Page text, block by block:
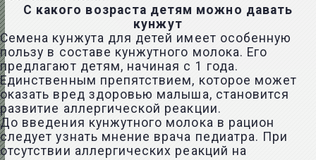
С какого возраста детям можно давать
кунжут
Семена кунжута для детей имеет особенную
пользу в составе кунжутного молока. Его
предлагают детям, начиная с 1 года.
Единственным препятствием, которое может
оказать вред здоровью малыша, становится
развитие аллергической реакции.
До введения кунжутного молока в рацион
следует узнать мнение врача педиатра. При
отсутствии аллергических реакций на